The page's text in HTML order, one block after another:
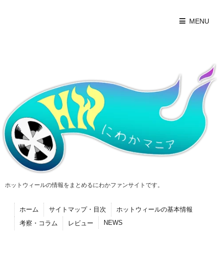
MENU
ホットウィールの情報をまとめるにわかファンサイトです。
ホーム サイトマップ・目次
ホットウィールの基本情報
考察・コラム
レビュー NEWS